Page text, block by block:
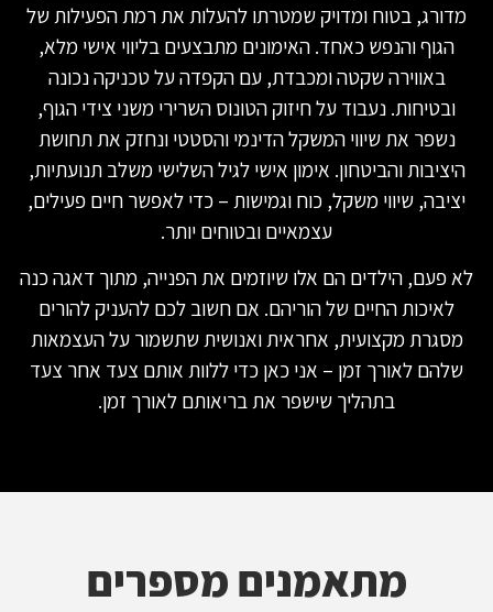
מדורג, בטוח ומדויק שמטרתו להעלות את רמת הפעילות של
הגוף והנפש כאחד. האימונים מתבצעים בליווי אישי מלא,
באווירה שקטה ומכבדת, עם הקפדה על טכניקה נכונה
ובטיחות. נעבוד על חיזוק הטונוס השרירי משני צידי הגוף,
נשפר את שיווי המשקל הדינמי והסטטי ונחזק את תחושת
היציבות והביטחון. אימון אישי לגיל השלישי משלב תנועתיות,
יציבה, שיווי משקל, כוח וגמישות – כדי לאפשר חיים פעילים,
עצמאיים ובטוחים יותר.
לא פעם, הילדים הם אלו שיוזמים את הפנייה, מתוך דאגה כנה
לאיכות החיים של הוריהם. אם חשוב לכם להעניק להורים
מסגרת מקצועית, אחראית ואנושית שתשמור על העצמאות
שלהם לאורך זמן – אני כאן כדי ללוות אותם צעד אחר צעד
בתהליך שישפר את בריאותם לאורך זמן.
מתאמנים מספרים